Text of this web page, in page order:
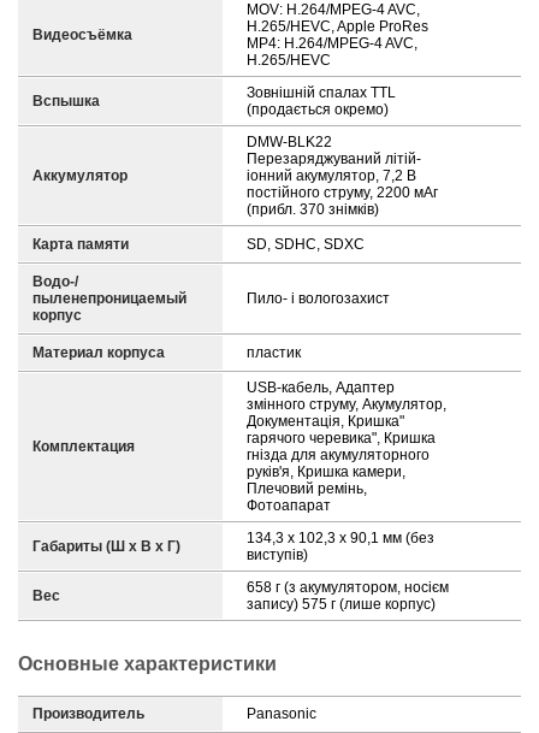
Видеосъёмка
MOV: H.264/MPEG-4 AVC,
H.265/HEVC, Apple ProRes
MP4: H.264/MPEG-4 AVC,
H.265/HEVC
Вспышка
Зовнішній спалах TTL
(продається окремо)
Аккумулятор
DMW-BLK22
Перезаряджуваний літій-
іонний акумулятор, 7,2 В
постійного струму, 2200 мАг
(прибл. 370 знімків)
Карта памяти SD, SDHC, SDXC
Водо-/
пыленепроницаемый
корпус
Пило- і вологозахист
Материал корпуса пластик
Комплектация
USB-кабель, Адаптер
змінного струму, Акумулятор,
Документація, Кришка"
гарячого черевика", Кришка
гнізда для акумуляторного
руків'я, Кришка камери,
Плечовий ремінь,
Фотоапарат
Габариты (Ш х В х Г)
134,3 x 102,3 x 90,1 мм (без
виступів)
Вес
658 г (з акумулятором, носієм
запису) 575 г (лише корпус)
Основные характеристики
Производитель Panasonic